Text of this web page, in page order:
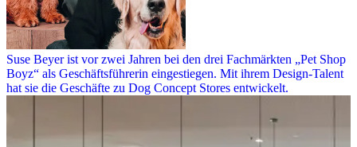
Suse Beyer ist vor zwei Jahren bei den drei Fachmärkten „Pet Shop
Boyz“ als Geschäftsführerin eingestiegen. Mit ihrem Design-Talent
hat sie die Geschäfte zu Dog Concept Stores entwickelt.